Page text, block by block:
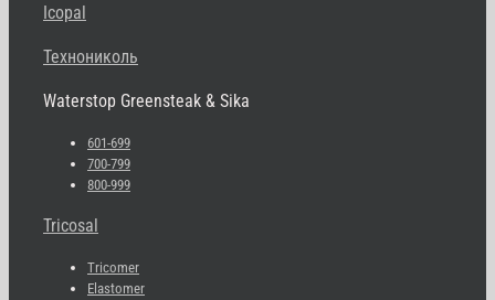
Icopal
Технониколь
Waterstop Greensteak & Sika
601-699
700-799
800-999
Tricosal
Tricomer
Elastomer